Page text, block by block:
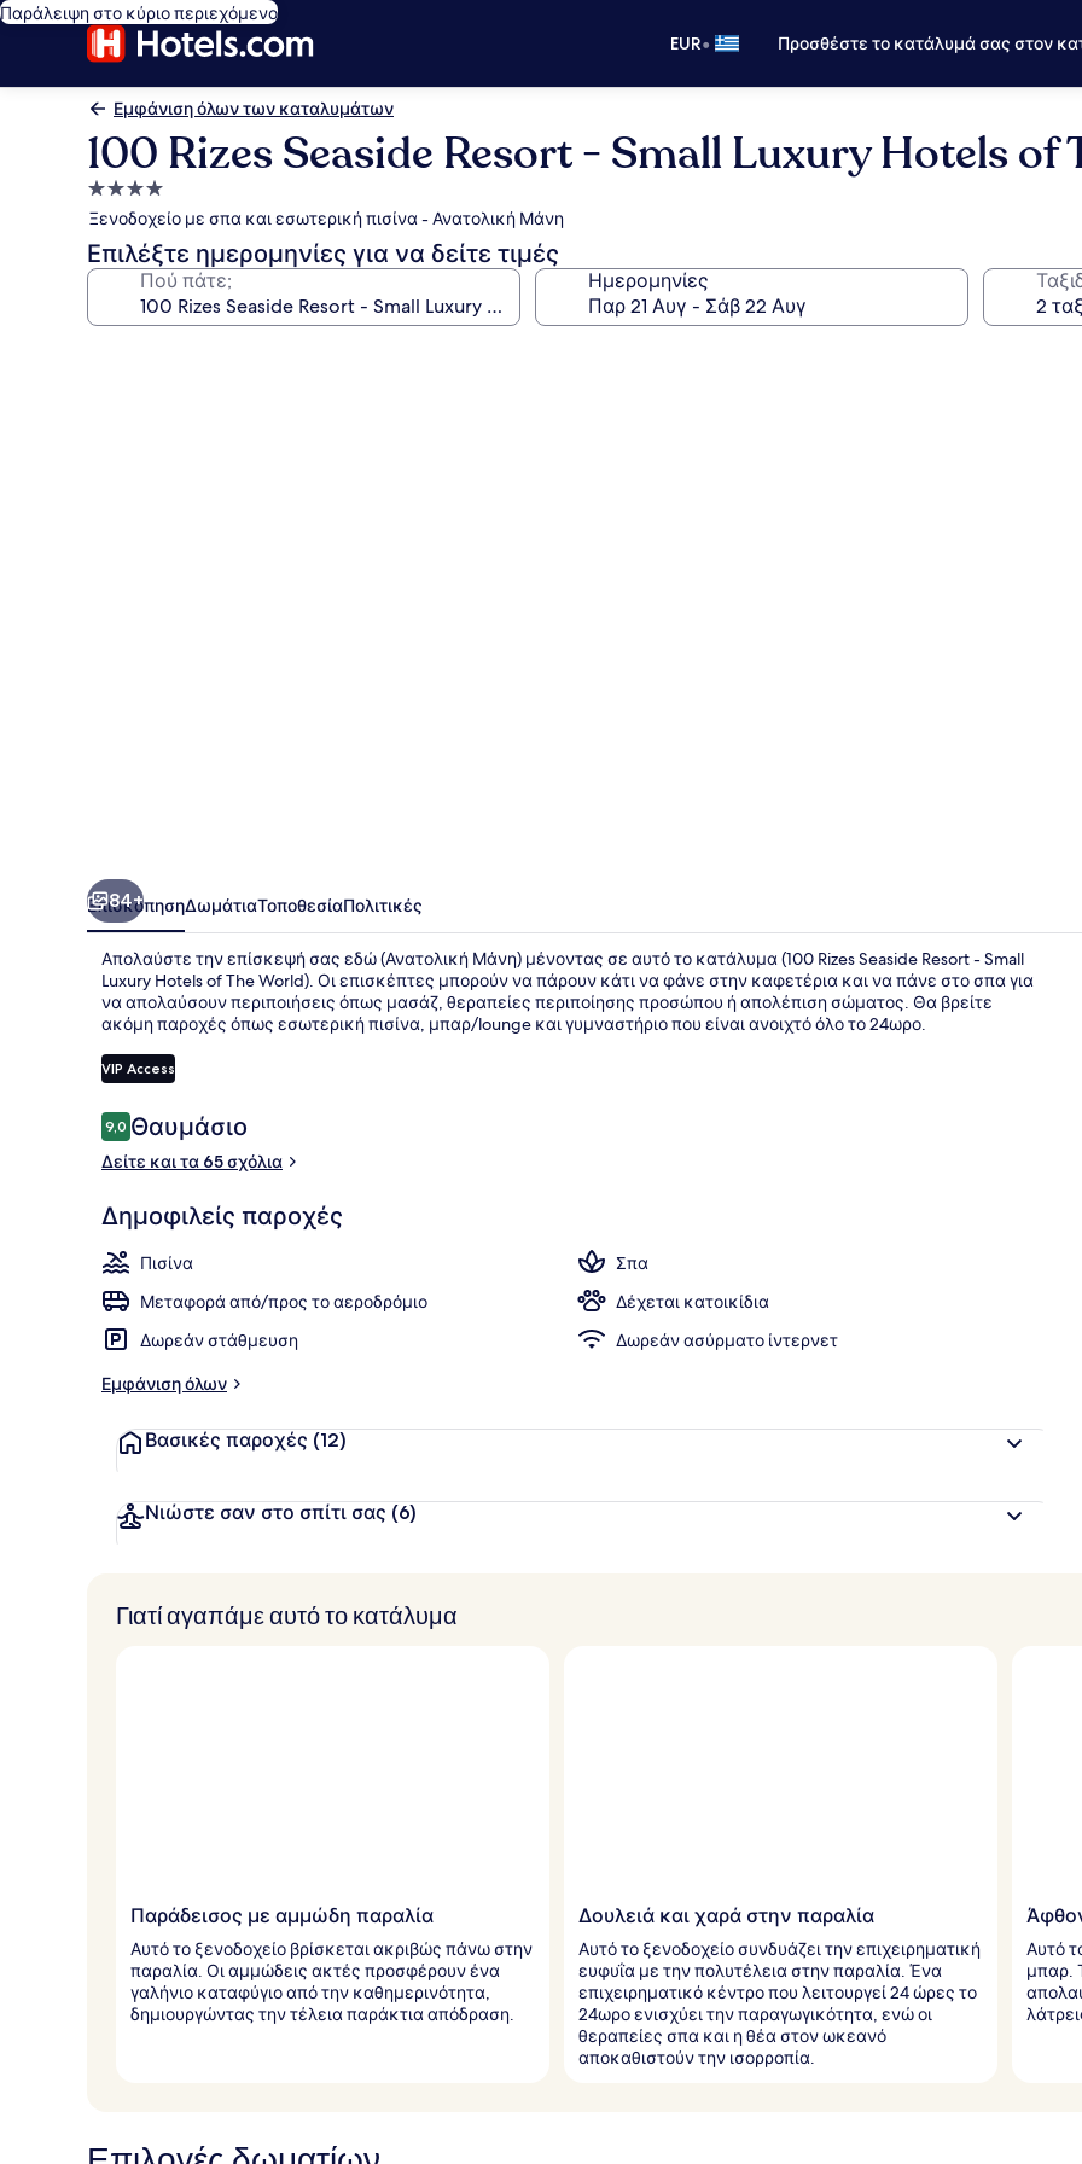
Παράλειψη στο κύριο περιεχόμενο
EUR• Προσθέστε το κατάλυμά σας στον
Εμφάνιση όλων των καταλυμάτων
100 Rizes Seaside Resort - Small Luxury Hotels of
Κατάλυμα
με
4.0
αστέρια
Ξενοδοχείο με σπα και εσωτερική πισίνα - Ανατολική Μάνη
Επιλέξτε ημερομηνίες για να δείτε τιμές
Πού πάτε; Ημερομηνίες
84+
ΕπισκόπησηΔωμάτιαΤοποθεσίαΠολιτικές
Απολαύστε την επίσκεψή σας εδώ (Ανατολική Μάνη) μένοντας σε αυτό το κατάλυμα (100 Rizes Seaside Resort - Small
Luxury Hotels of The World). Οι επισκέπτες μπορούν να πάρουν κάτι να φάνε στην καφετέρια και να πάνε στο σπα για
να απολαύσουν περιποιήσεις όπως μασάζ, θεραπείες περιποίησης προσώπου ή απολέπιση σώματος. Θα βρείτε
ακόμη παροχές όπως εσωτερική πισίνα, μπαρ/lounge και γυμναστήριο που είναι ανοιχτό όλο το 24ωρο.
VIP Access
Σχόλια
9,09,0 στα 10
Θαυμάσιο
Δείτε και τα 65 σχόλια
Δημοφιλείς παροχές
Πισίνα
Σπα
Μεταφορά από/προς το αεροδρόμιο
Δέχεται κατοικίδια
Δωρεάν στάθμευση
Δωρεάν ασύρματο ίντερνετ
Εμφάνιση όλων
Βασικές παροχές (12)
Νιώστε σαν στο σπίτι σας (6)
Γιατί αγαπάμε αυτό το κατάλυμα
Παράδεισος με αμμώδη παραλία
Αυτό το ξενοδοχείο βρίσκεται ακριβώς πάνω στην
παραλία. Οι αμμώδεις ακτές προσφέρουν ένα
γαλήνιο καταφύγιο από την καθημερινότητα,
δημιουργώντας την τέλεια παράκτια απόδραση.
Δουλειά και χαρά στην παραλία
Αυτό το ξενοδοχείο συνδυάζει την επιχειρηματική
ευφυΐα με την πολυτέλεια στην παραλία. Ένα
επιχειρηματικό κέντρο που λειτουργεί 24 ώρες το
24ωρο ενισχύει την παραγωγικότητα, ενώ οι
θεραπείες σπα και η θέα στον ωκεανό
αποκαθιστούν την ισορροπία.
Αυτό
μπαρ.